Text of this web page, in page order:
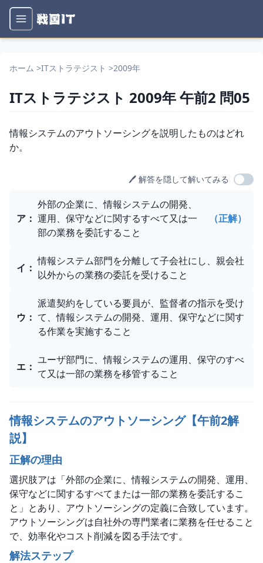
ホーム >ITストラテジスト >2009年
ITストラテジスト 2009年午前2 問05
問題文
情報システムのアウトソーシングを説明したものはどれ
か。
🖊️ 解答を隠して解いてみる
選択肢
ア ：
外部の企業に、情報システムの開発、
運用、保守などに関するすべて又は一
部の業務を委託すること
（正解）
イ ：
情報システム部門を分離して子会社にし、親会社
以外からの業務の委託を受けること
ウ ：
派遣契約をしている要員が、監督者の指示を受け
て、情報システムの開発、運用、保守などに関す
る作業を実施すること
エ ：
ユーザ部門に、情報システムの運用、保守のすべ
て又は一部の業務を移管すること
情報システムのアウトソーシング【午前2解
説】
正解の理由
選択肢アは「外部の企業に、情報システムの開発、運用、
保守などに関するすべてまたは一部の業務を委託するこ
と」とあり、アウトソーシングの定義に合致しています。
アウトソーシングは自社外の専門業者に業務を任せること
で、効率化やコスト削減を図る手法です。
解法ステップ